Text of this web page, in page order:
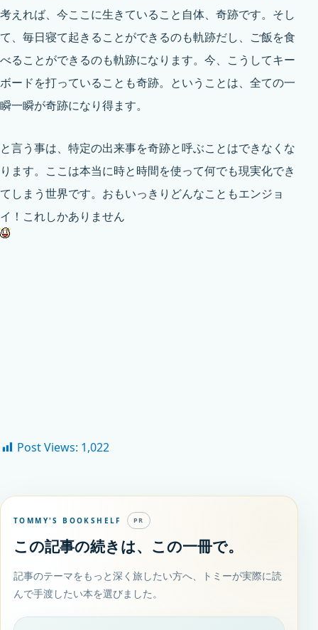
考えれば、今ここに生きていること自体、奇跡です。そし
て、毎日寝て起きることができるのも軌跡だし、ご飯を食
べることができるのも軌跡になります。今、こうしてキー
ボードを打っていることも奇跡。ということは、全ての一
瞬一瞬が奇跡になり得ます。
と言う事は、特定の出来事を奇跡と呼ぶことはできなくな
ります。ここは本当に時と時間を使って何でも現実化でき
てしまう世界です。おもいっきりどんなこともエンジョ
イ！これしかありません
Post Views: 1,022
TOMMY'S BOOKSHELF PR
この記事の続きは、この一冊で。
記事のテーマをもっと深く旅したい方へ、トミーが実際に読
んで手渡したい本を選びました。